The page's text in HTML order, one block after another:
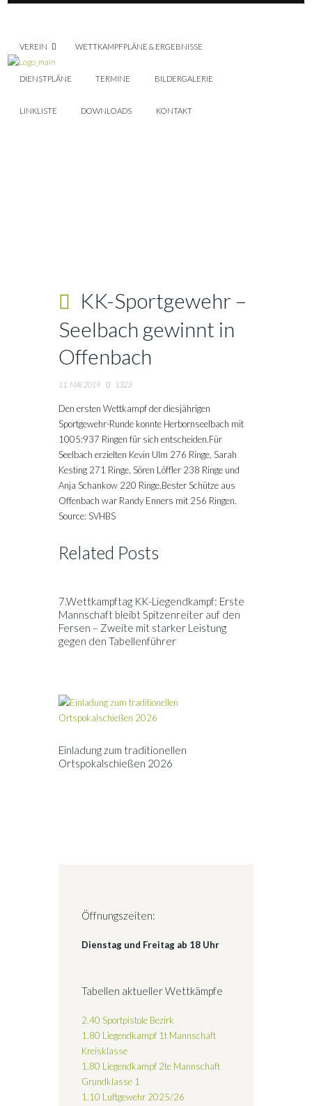
VEREIN WETTKAMPFPLÄNE & ERGEBNISSE
DIENSTPLÄNE TERMINE BILDERGALERIE
LINKLISTE DOWNLOADS KONTAKT
KK-Sportgewehr –
Seelbach gewinnt in
Offenbach
11. MAI 2019 1323
Den ersten Wettkampf der diesjährigen
Sportgewehr-Runde konnte Herbornseelbach mit
1005:937 Ringen für sich entscheiden.Für
Seelbach erzielten Kevin Ulm 276 Ringe, Sarah
Kesting 271 Ringe, Sören Löffler 238 Ringe und
Anja Schankow 220 Ringe.Bester Schütze aus
Offenbach war Randy Enners mit 256 Ringen.
Source: SVHBS
Related Posts
7.Wettkampftag KK-Liegendkampf: Erste
Mannschaft bleibt Spitzenreiter auf den
Fersen – Zweite mit starker Leistung
gegen den Tabellenführer
Einladung zum traditionellen
Ortspokalschießen 2026
Öffnungszeiten:
Dienstag und Freitag ab 18 Uhr
Tabellen aktueller Wettkämpfe
2.40 Sportpistole Bezirk
1.80 Liegendkampf 1t Mannschaft
Kreisklasse
1.80 Liegendkampf 2te Mannschaft
Grundklasse 1
1.10 Luftgewehr 2025/26